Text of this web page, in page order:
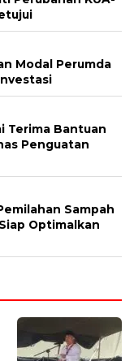
Modal Perumda
Terima Bantuan
Penguatan
Sampah
Optimalkan